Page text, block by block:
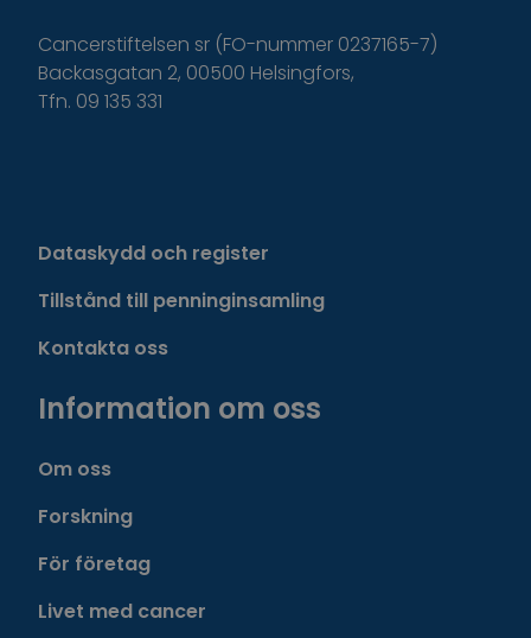
Cancerstiftelsen sr (FO-nummer 0237165-7)
Backasgatan 2, 00500 Helsingfors,
Tfn. 09 135 331
Dataskydd och register
Tillstånd till penninginsamling
Kontakta oss
Information om oss
Om oss
Forskning
För företag
Livet med cancer